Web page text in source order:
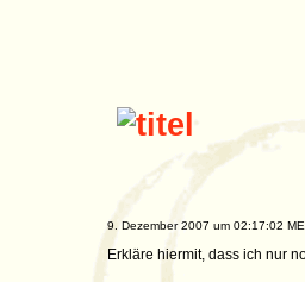
9. Dezember 2007 um 02:17:02
Erkläre hiermit, dass ich nur